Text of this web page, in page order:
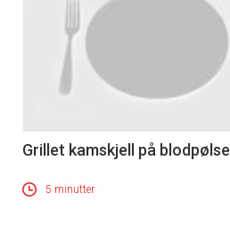
Grillet kamskjell på blodpølse
5 minutter